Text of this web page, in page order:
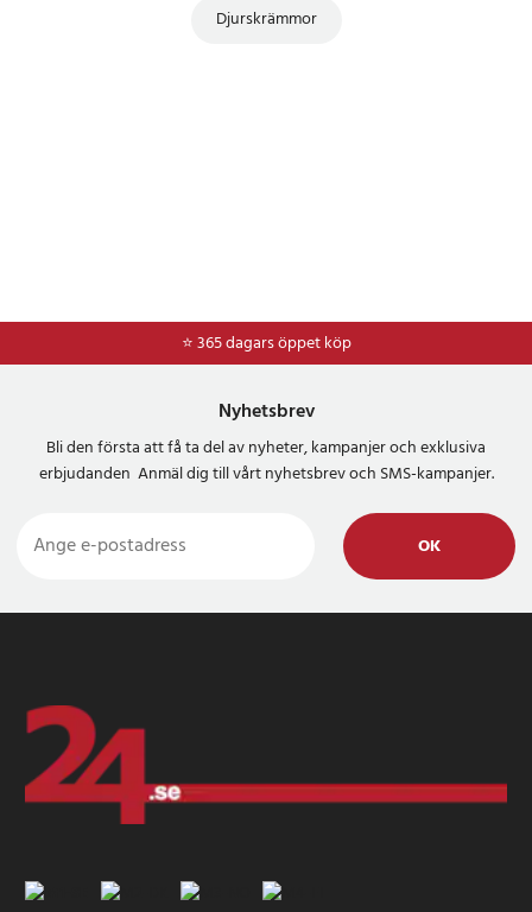
Djurskrämmor
⭐ 365 dagars öppet köp
⭐Frakt 49kr *
Nyhetsbrev
Bli den första att få ta del av nyheter, kampanjer och exklusiva
erbjudanden Anmäl dig till vårt nyhetsbrev och SMS-kampanjer.
OK